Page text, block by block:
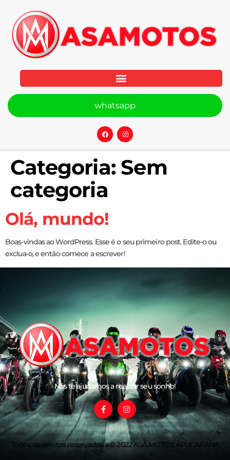
whatsapp
Categoria: Sem
categoria
Olá, mundo!
Boas-vindas ao WordPress. Esse é o seu primeiro post. Edite-o ou
exclua-o, e então comece a escrever!
Nós te ajudamos a realizar seu sonho!
Todos os direitos reservados a © 2022 ASA MOTOS APUCARANA